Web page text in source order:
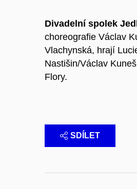
Divadelní spolek
choreografie Václav
Vlachynská, hrají
Nastišin/Václav
Flory.
SDÍLET